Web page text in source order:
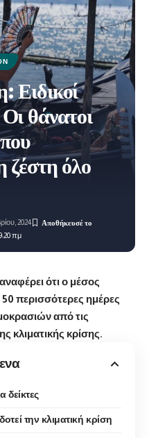
Ειδικοί
θάνατοι
ζέστη όλο
πμ
2024
ότι ο μέσος
περισσότερες ημέρες
από τις
κλιματικής κρίσης.
δείκτες
την κλιματική κρίση